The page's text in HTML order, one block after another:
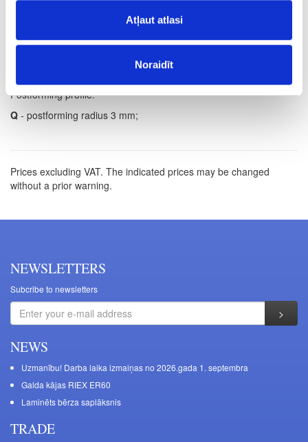
Atļaut atlasi
Noraidīt
Surface structure:
Postforming profile:
Q - postforming radius 3 mm;
Prices excluding VAT. The indicated prices may be changed
without a prior warning.
NEWSLETTERS
Subcribe to newsletters
NEWS
Uzmanību! Darba laika izmaiņas no 2026.gada 1. septembra
Galda kājas RIEX ER60
Laminēts bērza saplāksnis
TRADE